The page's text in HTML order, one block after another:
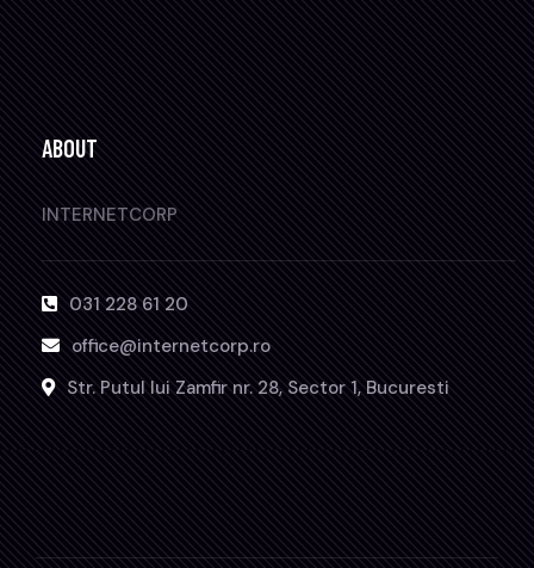
ABOUT
INTERNETCORP
031 228 61 20
office@internetcorp.ro
Str. Putul lui Zamfir nr. 28, Sector 1, Bucuresti